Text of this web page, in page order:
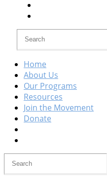
Home
About Us
Our Programs
Resources
Join the Movement
Donate